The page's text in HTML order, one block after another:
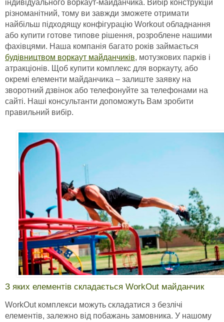
індивідуального воркаут-майданчика. Вибір конструкцій
різноманітний, тому ви завжди зможете отримати
найбільш підходящу конфігурацію Workout обладнання
або купити готове типове рішення, розроблене нашими
фахівцями. Наша компанія багато років займається
будівництвом воркаут майданчиків, мотузкових парків і
атракціонів. Щоб купити комплекс для воркауту, або
окремі елементи майданчика – залиште заявку на
зворотний дзвінок або телефонуйте за телефонами на
сайті. Наші консультанти допоможуть Вам зробити
правильний вибір.
З яких елементів складається WorkOut майданчик
WorkOut комплекси можуть складатися з безлічі
елементів, залежно від побажань замовника. У нашому